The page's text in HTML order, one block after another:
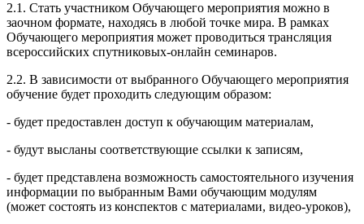
2.1. Стать участником Обучающего мероприятия можно в
заочном формате, находясь в любой точке мира. В рамках
Обучающего мероприятия может проводиться трансляция
всероссийских спутниковых-онлайн семинаров.
2.2. В зависимости от выбранного Обучающего мероприятия
обучение будет проходить следующим образом:
- будет предоставлен доступ к обучающим материалам,
- будут высланы соответствующие ссылки к записям,
- будет представлена возможность самостоятельного изучения
информации по выбранным Вами обучающим модулям
(может состоять из конспектов с материалами, видео-уроков),